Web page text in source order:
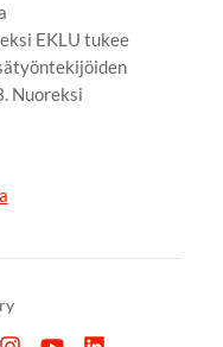
EKLU tukee
Nuoreksi